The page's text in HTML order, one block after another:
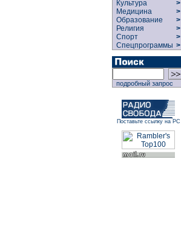
Культура
>
Медицина
>
Образование
>
Религия
>
Спорт
>
Спецпрограммы >
подробный запрос
Поставьте ссылку на РС